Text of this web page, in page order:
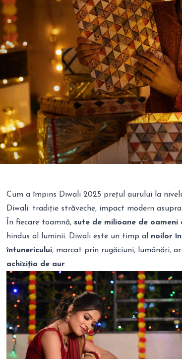
Cum a împins Diwali 2025 prețul aurului la
Diwali: tradiție străveche, impact modern
În fiecare toamnă, sute de milioane de oameni
hindus al luminii. Diwali este un timp al noilor
întunericului, marcat prin rugăciuni, lumânări,
achiziția de aur.